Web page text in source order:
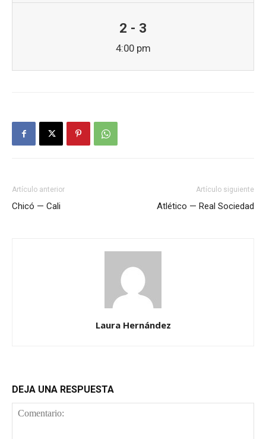
2 - 3
4:00 pm
Artículo anterior
Chicó — Cali
Artículo siguiente
Atlético — Real Sociedad
Laura Hernández
DEJA UNA RESPUESTA